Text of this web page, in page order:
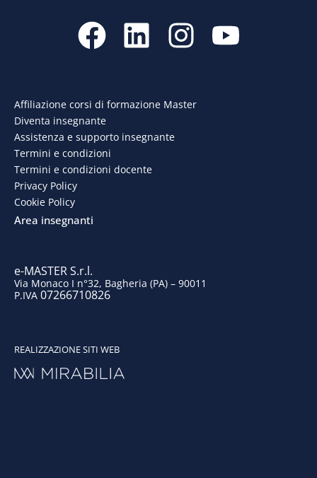
F
a
e
b
o
k
L
i
k
e
d
I
n
t
Y
o
Affiliazione corsi di formazione Master
Diventa insegnante
Assistenza e supporto insegnante
Termini e condizioni
Termini e condizioni docente
Privacy Policy
Cookie Policy
Area insegnanti
e-MASTER S.r.l.
Via Monaco I n°32, Bagheria (PA) – 90011
P.IVA 07266710826
REALIZZAZIONE SITI WEB